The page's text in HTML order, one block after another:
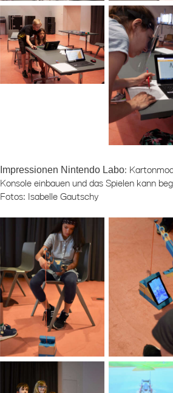
Impressionen Nintendo Labo:
Konsole einbauen und das Spielen kann
Fotos: Isabelle Gautschy